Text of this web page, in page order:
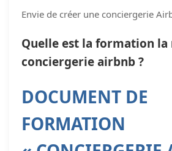
Envie de créer une conciergerie
Quelle est la formation la
conciergerie airbnb ?
DOCUMENT DE
FORMATION